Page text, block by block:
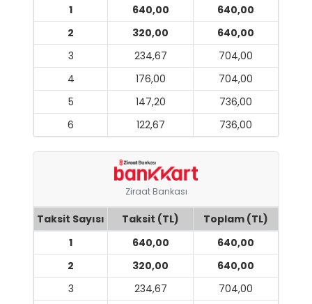
1
640,00
640,00
2
320,00
640,00
3
234,67
704,00
4
176,00
704,00
5
147,20
736,00
6
122,67 736,00
Ziraat Bankası
Taksit Sayısı Taksit (TL)
Toplam (TL)
1
640,00
640,00
2
320,00
640,00
3
234,67
704,00